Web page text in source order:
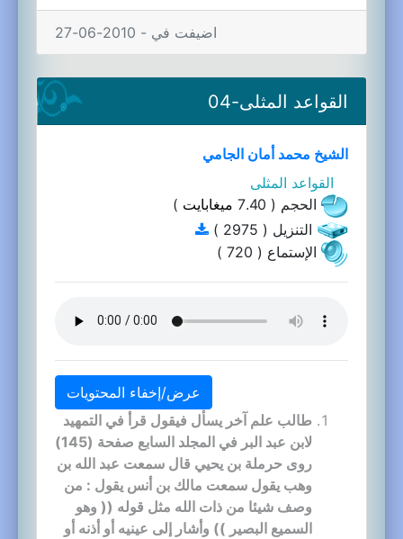
اضيفت في - 2010-06-27
القواعد المثلى-04
الشيخ محمد أمان الجامي
القواعد المثلى
الحجم ( 7.40
ميغابايت )
التنزيل ( 2975 )
الإستماع ( 720 )
عرض/إخفاء المحتويات
طالب علم آخر يسأل فيقول قرأ في التمهيد
لابن عبد البر في المجلد السابع صفحة (145)
روى حرملة بن يحيي قال سمعت عبد الله بن
وهب يقول سمعت مالك بن أنس يقول : من
وصف شيئا من ذات الله مثل قوله (( وهو
السميع البصير )) وأشار إلى عينيه أو أذنه أو